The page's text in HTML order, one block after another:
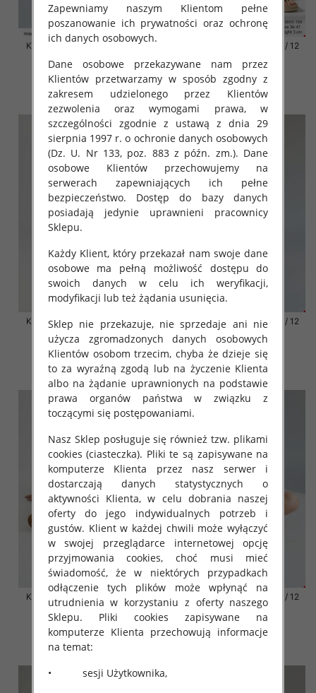
Klapki damskie Roz 36-42 / 12
41.00 zł
szczegóły
Klapki damskie Roz 36-42 / 12
41.00 zł
szczegóły
Klapki damskie Roz 36-42 / 12
41.00 zł
szczegóły
Klapki damskie Roz 36-42 / 12
par
41.00 zł
szczegóły
Klapki damskie Roz 36-42 / 12
par
41.00 zł
szczegóły
Klapki damskie Roz 36-42 / 12
par
41.00 zł
Zapewniamy naszym Klientom pełne
poszanowanie ich prywatności oraz ochronę
ich danych osobowych.
Dane osobowe przekazywane nam przez
Klientów przetwarzamy w sposób zgodny z
zakresem udzielonego przez Klientów
zezwolenia oraz wymogami prawa, w
szczególności zgodnie z ustawą z dnia 29
sierpnia 1997 r. o ochronie danych osobowych
(Dz. U. Nr 133, poz. 883 z późn. zm.). Dane
osobowe Klientów przechowujemy na
serwerach zapewniających ich pełne
bezpieczeństwo. Dostęp do bazy danych
posiadają jedynie uprawnieni pracownicy
Sklepu.
Każdy Klient, który przekazał nam swoje dane
osobowe ma pełną możliwość dostępu do
swoich danych w celu ich weryfikacji,
modyfikacji lub też żądania usunięcia.
Sklep nie przekazuje, nie sprzedaje ani nie
użycza zgromadzonych danych osobowych
Klientów osobom trzecim, chyba że dzieje się
to za wyraźną zgodą lub na życzenie Klienta
albo na żądanie uprawnionych na podstawie
prawa organów państwa w związku z
toczącymi się postępowaniami.
Nasz Sklep posługuje się również tzw. plikami
cookies (ciasteczka). Pliki te są zapisywane na
komputerze Klienta przez nasz serwer i
dostarczają danych statystycznych o
aktywności Klienta, w celu dobrania naszej
oferty do jego indywidualnych potrzeb i
gustów. Klient w każdej chwili może wyłączyć
w swojej przeglądarce internetowej opcję
przyjmowania cookies, choć musi mieć
świadomość, że w niektórych przypadkach
odłączenie tych plików może wpłynąć na
utrudnienia w korzystaniu z oferty naszego
Sklepu. Pliki cookies zapisywane na
komputerze Klienta przechowują informacje
na temat:
• sesji Użytkownika,